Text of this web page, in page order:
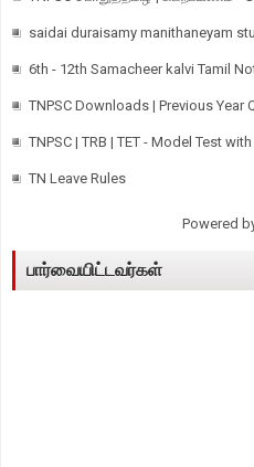
saidai duraisamy manithaneyam
6th - 12th Samacheer kalvi Tamil
TNPSC Downloads | Previous Year
TNPSC | TRB | TET - Model Test
TN Leave Rules
Powered
பார்வையிட்டவர்கள்